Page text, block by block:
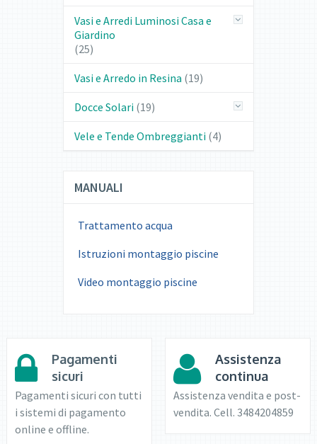
Vasi e Arredi Luminosi Casa e
Giardino
(25)
Vasi e Arredo in Resina (19)
Docce Solari (19)
Vele e Tende Ombreggianti (4)
MANUALI
Trattamento acqua
Istruzioni montaggio piscine
Video montaggio piscine
Pagamenti
sicuri
Pagamenti sicuri con tutti
i sistemi di pagamento
online e offline.
Assistenza
continua
Assistenza vendita e post-
vendita. Cell. 3484204859